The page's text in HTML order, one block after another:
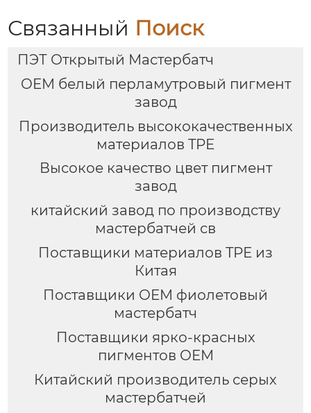
Связанный Поиск
ПЭТ Открытый Мастербатч
OEM белый перламутровый пигмент
завод
Производитель высококачественных
материалов TPE
Высокое качество цвет пигмент
завод
китайский завод по производству
мастербатчей св
Поставщики материалов TPE из
Китая
Поставщики OEM фиолетовый
мастербатч
Поставщики ярко-красных
пигментов OEM
Китайский производитель серых
мастербатчей